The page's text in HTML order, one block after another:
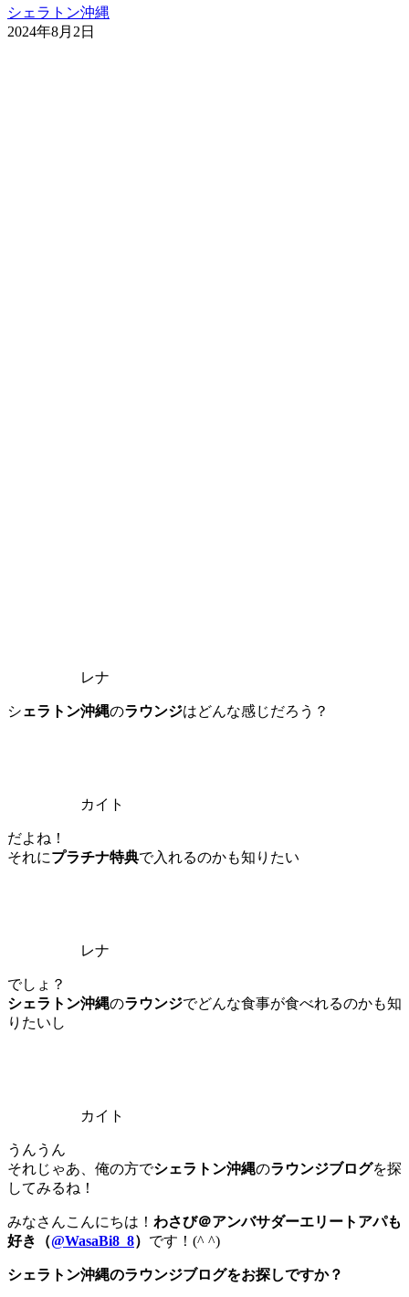
シェラトン沖縄
2024年8月2日
レナ
シェラトン沖縄のラウンジはどんな感じだろう？
カイト
だよね！
それにプラチナ特典で入れるのかも知りたい
レナ
でしょ？
シェラトン沖縄のラウンジでどんな食事が食べれるのかも知
りたいし
カイト
うんうん
それじゃあ、俺の方でシェラトン沖縄のラウンジブログを探
してみるね！
みなさんこんにちは！ わさび＠アンバサダーエリートアパも
好き（@WasaBi8_8） です！(^ ^)
シェラトン沖縄のラウンジブログをお探しですか？